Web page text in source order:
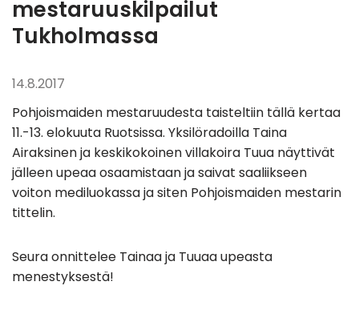
mestaruuskilpailut
Tukholmassa
14.8.2017
Pohjoismaiden mestaruudesta taisteltiin tällä kertaa
11.-13. elokuuta Ruotsissa. Yksilöradoilla Taina
Airaksinen ja keskikokoinen villakoira Tuua näyttivät
jälleen upeaa osaamistaan ja saivat saaliikseen
voiton mediluokassa ja siten Pohjoismaiden mestarin
tittelin.
Seura onnittelee Tainaa ja Tuuaa upeasta
menestyksestä!